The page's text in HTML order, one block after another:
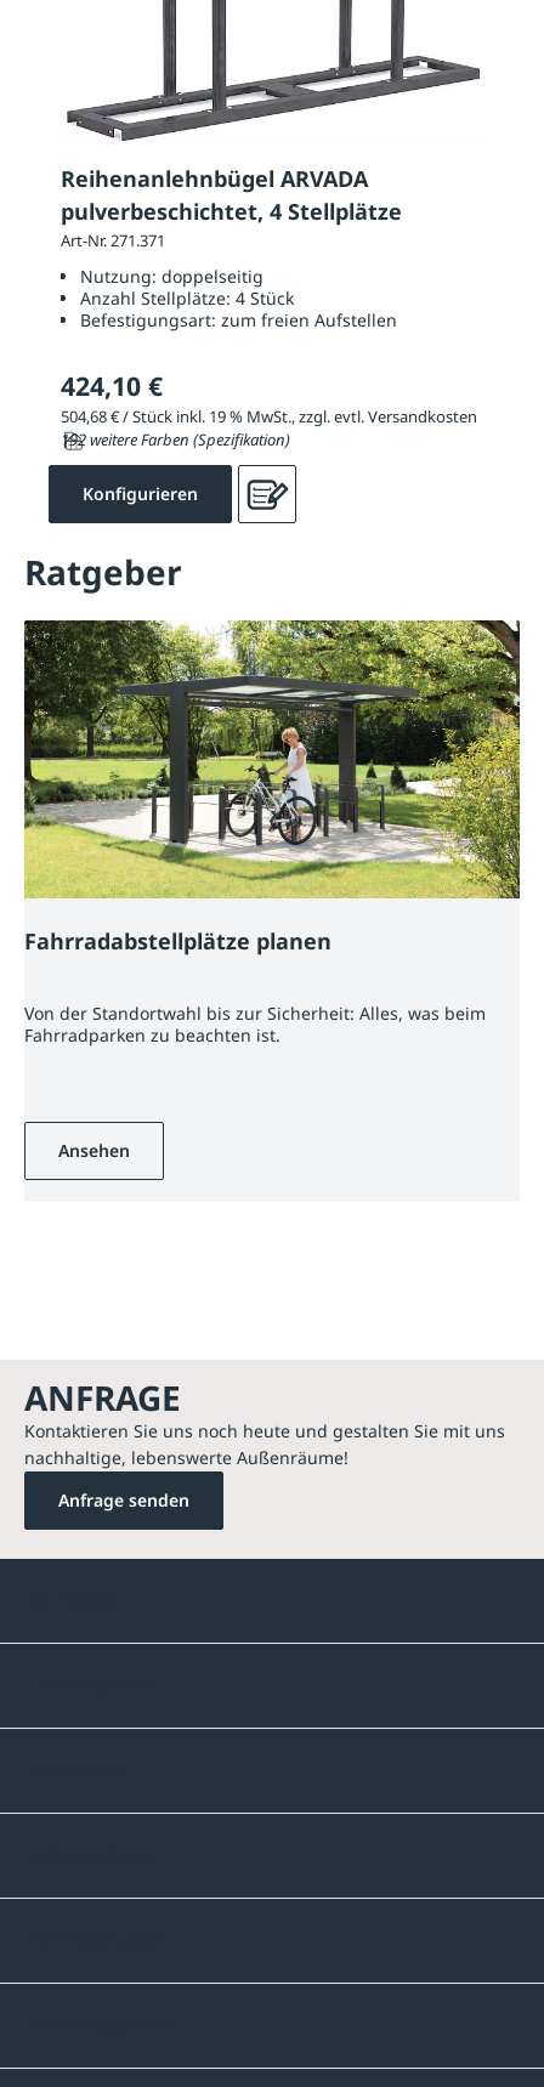
Reihenanlehnbügel ARVADA
pulverbeschichtet, 4 Stellplätze
Art-Nr. 271.371
Nutzung: doppelseitig
Anzahl Stellplätze: 4 Stück
Befestigungsart: zum freien Aufstellen
424,10 €
504,68 € / Stück inkl. 19 % MwSt., zzgl. evtl. Versandkosten
192 weitere Farben (Spezifikation)
Konfigurieren
Ratgeber
Fahrradabstellplätze planen
Von der Standortwahl bis zur Sicherheit: Alles, was beim
Fahrradparken zu beachten ist.
Ansehen
ANFRAGE
Kontaktieren Sie uns noch heute und gestalten Sie mit uns
nachhaltige, lebenswerte Außenräume!
Anfrage senden